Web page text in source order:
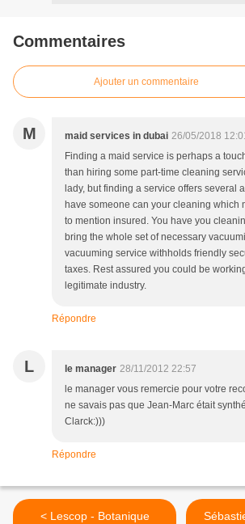
Commentaires
Ajouter un commentaire
M maid services in dubai 26/05/2018
Finding a maid service is perhaps a
than hiring some part-time cleaning
lady, but finding a service offers several
have someone can your cleaning which
to mention insured. You have you
bring the whole set of necessary
vacuuming service withholds friendly
taxes. Rest assured you could be
legitimate industry.
Répondre
L le manager 28/11/2012 22:57
le manager vous remercie pour votre
ne savais pas que Jean-Marc était
Clarck:)))
Répondre
< Lescop - Botanique
Sébastien